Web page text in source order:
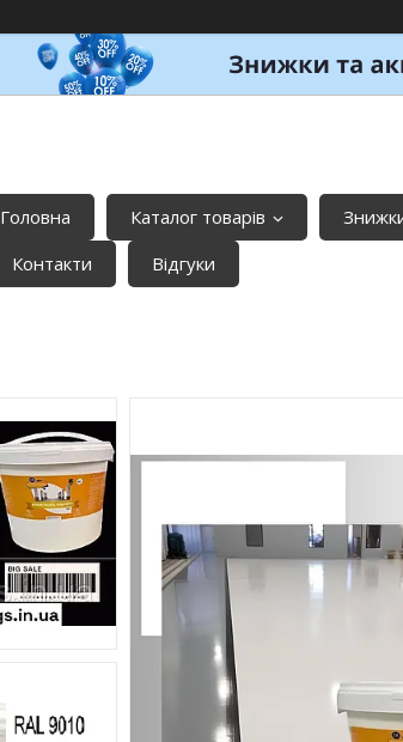
Головна Каталог товарів
Контакти
Відгуки